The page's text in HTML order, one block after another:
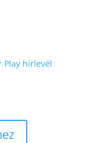
Play hírlevél